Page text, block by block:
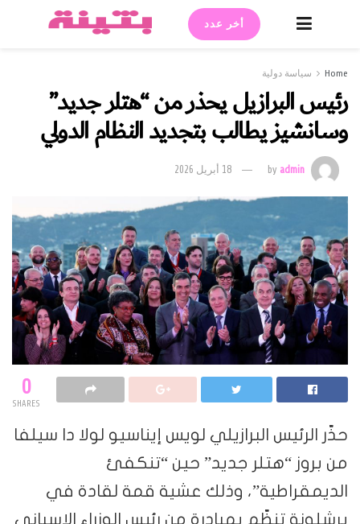
أخر عدد
Home سياسة دولية
رئيس البرازيل يحذر من “هتلر جديد”
وسانشيز يطالب بتجديد النظام الدولي
byadmin 18 أبريل 2026
0
SHARES
حذّر الرئيس البرازيلي لويس إيناسيو لولا دا سيلفا
من بروز “هتلر جديد” حين “تنكفئ
الديمقراطية”، وذلك عشية قمة لقادة في
برشلونة تنظّم بمبادرة من رئيس الوزراء الإسباني